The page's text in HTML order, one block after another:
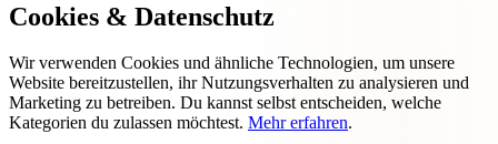
Cookies & Datenschutz
Wir verwenden Cookies und ähnliche Technologien, um unsere
Website bereitzustellen, ihr Nutzungsverhalten zu analysieren und
Marketing zu betreiben. Du kannst selbst entscheiden, welche
Kategorien du zulassen möchtest. Mehr erfahren.